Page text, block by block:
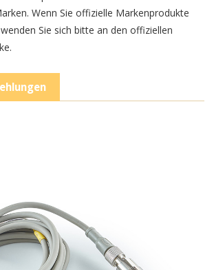
Wenn Sie offizielle Markenprodukte
Sie sich bitte an den offiziellen